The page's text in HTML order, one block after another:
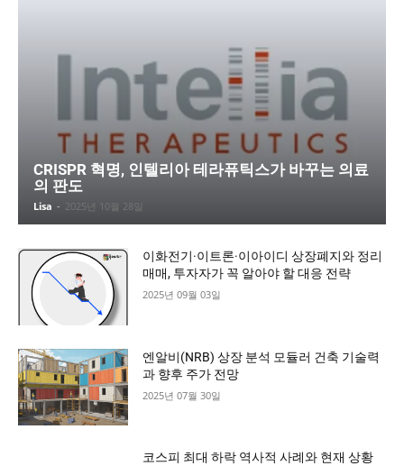
CRISPR 혁명, 인텔리아 테라퓨틱스가 바꾸는 의료
의 판도
Lisa - 2025년 10월 28일
이화전기·이트론·이아이디 상장폐지와 정리
매매, 투자자가 꼭 알아야 할 대응 전략
2025년 09월 03일
엔알비(NRB) 상장 분석 모듈러 건축 기술력
과 향후 주가 전망
2025년 07월 30일
코스피 최대 하락 역사적 사례와 현재 상황